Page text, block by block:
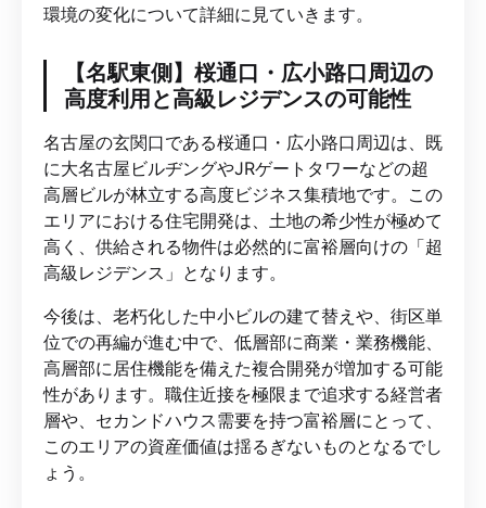
環境の変化について詳細に見ていきます。
【名駅東側】桜通口・広小路口周辺の
高度利用と高級レジデンスの可能性
名古屋の玄関口である桜通口・広小路口周辺は、既
に大名古屋ビルヂングやJRゲートタワーなどの超
高層ビルが林立する高度ビジネス集積地です。この
エリアにおける住宅開発は、土地の希少性が極めて
高く、供給される物件は必然的に富裕層向けの「超
高級レジデンス」となります。
今後は、老朽化した中小ビルの建て替えや、街区単
位での再編が進む中で、低層部に商業・業務機能、
高層部に居住機能を備えた複合開発が増加する可能
性があります。職住近接を極限まで追求する経営者
層や、セカンドハウス需要を持つ富裕層にとって、
このエリアの資産価値は揺るぎないものとなるでし
ょう。